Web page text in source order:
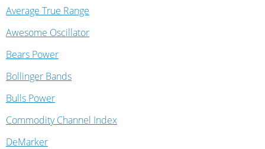
Average True Range
Awesome Oscillator
Bears Power
Bollinger Bands
Bulls Power
Commodity Channel Index
DeMarker